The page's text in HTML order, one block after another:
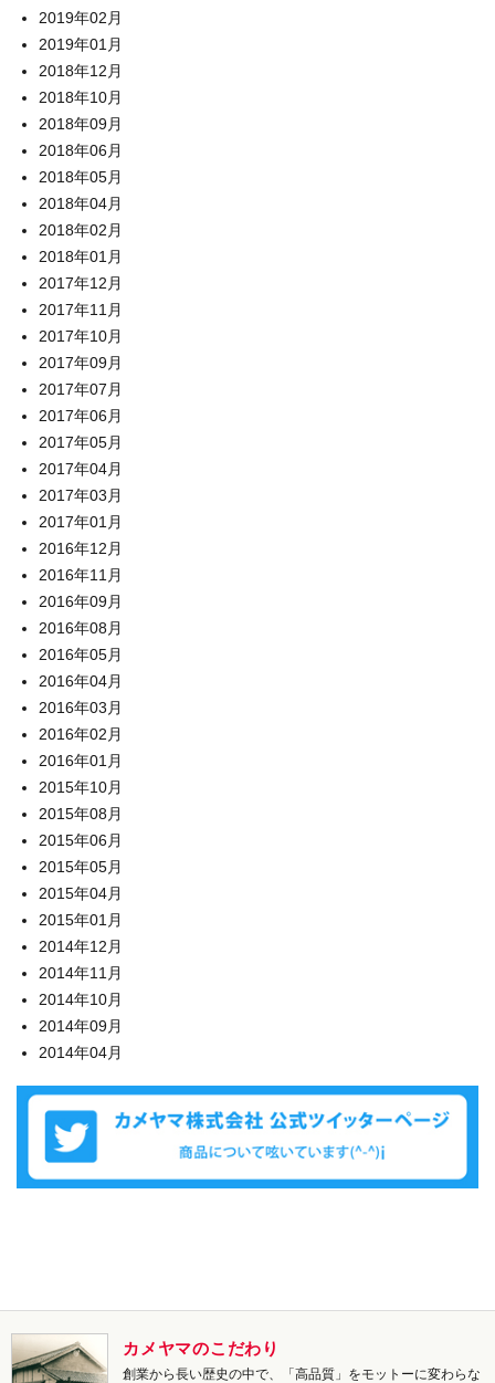
2019年02月
2019年01月
2018年12月
2018年10月
2018年09月
2018年06月
2018年05月
2018年04月
2018年02月
2018年01月
2017年12月
2017年11月
2017年10月
2017年09月
2017年07月
2017年06月
2017年05月
2017年04月
2017年03月
2017年01月
2016年12月
2016年11月
2016年09月
2016年08月
2016年05月
2016年04月
2016年03月
2016年02月
2016年01月
2015年10月
2015年08月
2015年06月
2015年05月
2015年04月
2015年01月
2014年12月
2014年11月
2014年10月
2014年09月
2014年04月
カメヤマのこだわり
創業から長い歴史の中で、「高品質」をモットーに変わらな